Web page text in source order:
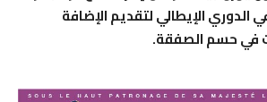
الدوري الإيطالي لتقديم الإضافة
في حسم الصفقة.